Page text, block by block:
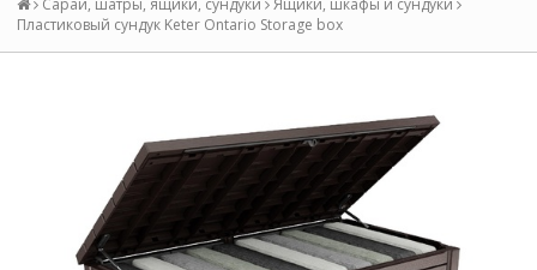
Сараи, шатры, ящики, сундуки
Ящики, шкафы и сундуки
Пластиковый сундук Keter Ontario Storage box